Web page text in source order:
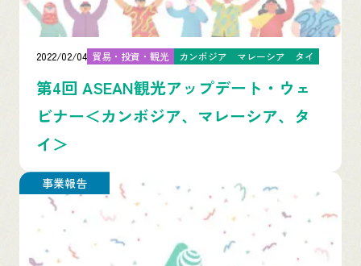
2022/02/04 貿易・投資・観光 カンボジア マレーシア タイ
第4回 ASEAN観光アップデート・ウェ
ビナー＜カンボジア、マレーシア、タ
イ＞
事業報告